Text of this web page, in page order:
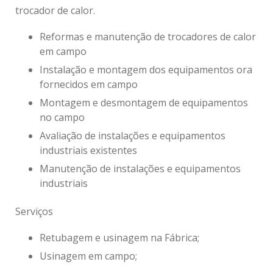
trocador de calor.
Reformas e manutenção de trocadores de calor
em campo
Instalação e montagem dos equipamentos ora
fornecidos em campo
Montagem e desmontagem de equipamentos
no campo
Avaliação de instalações e equipamentos
industriais existentes
Manutenção de instalações e equipamentos
industriais
Serviços
Retubagem e usinagem na Fábrica;
Usinagem em campo;